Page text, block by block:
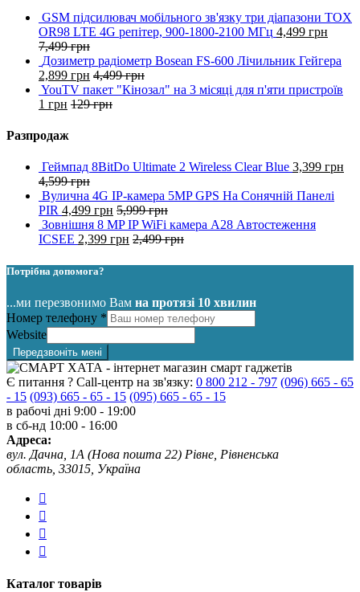
GSM підсилювач мобільного зв'язку три діапазони TOX
OR98 LTE 4G репітер, 900-1800-2100 МГц 4,499 грн
7,499грн
Дозиметр радіометр Bosean FS-600 Лічильник Гейгера
2,899 грн 4,499грн
YouTV пакет "Кінозал" на 3 місяці для п'яти пристроїв
1 грн 129грн
Разпродаж
Геймпад 8BitDo Ultimate 2 Wireless Clear Blue 3,399 грн
4,599грн
Вулична 4G IP-камера 5MP GPS На Сонячній Панелі
PIR 4,499 грн 5,999грн
Зовнішня 8 MP IP WiFi камера A28 Автостеження
ICSEE 2,399 грн 2,499грн
Потрібна допомога?
...ми перезвонимо Вам на протязі 10 хвилин
Номер телефону *
Website
Передзвоніть мені
Є питання ? Call-центр на зв'язку: 0 800 212 - 797 (096) 665 - 65
- 15 (093) 665 - 65 - 15 (095) 665 - 65 - 15
в рабочі дні 9:00 - 19:00
в сб-нд 10:00 - 16:00
Адреса:
вул. Дачна, 1А (Нова пошта 22) Рівне, Рівненська
область, 33015, Україна
Каталог товарів